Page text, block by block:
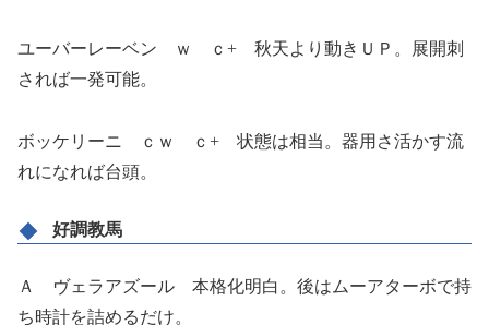
ユーバーレーベン ｗ ｃ+ 秋天より動きＵＰ。展開刺
されば一発可能。
ボッケリーニ ｃｗ ｃ+ 状態は相当。器用さ活かす流
れになれば台頭。
好調教馬
Ａ ヴェラアズール 本格化明白。後はムーアターボで持
ち時計を詰めるだけ。